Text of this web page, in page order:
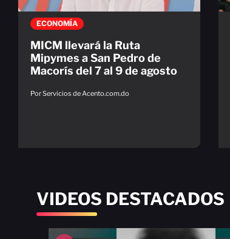
ECONOMÍA
MICM llevará la Ruta
Mipymes a San Pedro de
Macorís del 7 al 9 de agosto
Por Servicios de Acento.com.do
VIDEOS DESTACADOS